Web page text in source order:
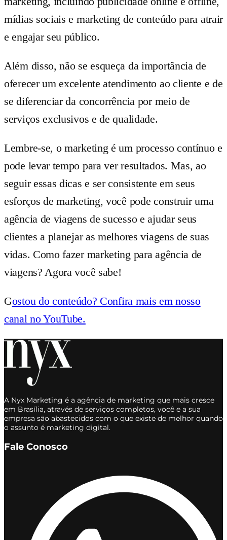
mídias sociais e marketing de conteúdo para atrair
e engajar seu público.
Além disso, não se esqueça da importância de
oferecer um excelente atendimento ao cliente e de
se diferenciar da concorrência por meio de
serviços exclusivos e de qualidade.
Lembre-se, o marketing é um processo contínuo e
pode levar tempo para ver resultados. Mas, ao
seguir essas dicas e ser consistente em seus
esforços de marketing, você pode construir uma
agência de viagens de sucesso e ajudar seus
clientes a planejar as melhores viagens de suas
vidas. Como fazer marketing para agência de
viagens? Agora você sabe!
Gostou do conteúdo? Confira mais em nosso
canal no YouTube.
A Nyx Marketing é a agência de marketing que mais cresce
em Brasília, através de serviços completos, você e a sua
empresa são abastecidos com o que existe de melhor quando
o assunto é marketing digital.
Fale Conosco